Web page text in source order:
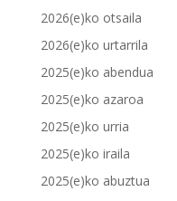
2026(e)ko otsaila
2026(e)ko urtarrila
2025(e)ko abendua
2025(e)ko azaroa
2025(e)ko urria
2025(e)ko iraila
2025(e)ko abuztua